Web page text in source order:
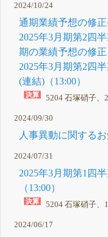
2024/10/24
通期業績予想の修正
2025年3月期第2四
期の業績予想の修正
2025年3月期第2四
(連結)（13:00）
5204 石塚硝子、
2024/09/30
人事異動に関するお
2024/07/31
2025年3月期第1四
（13:00）
5204 石塚硝子、
2024/06/17